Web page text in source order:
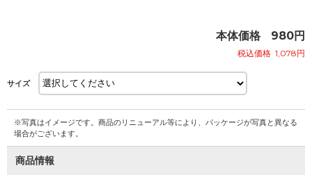
本体価格 980円
税込価格 1,078円
サイズ
※写真はイメージです。商品のリニューアル等により、パッケージが写真と異なる
場合がございます。
商品情報